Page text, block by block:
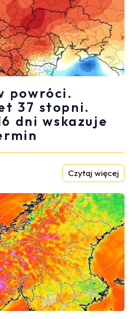
powróci.
37 stopni.
dni wskazuje
Czytaj więcej